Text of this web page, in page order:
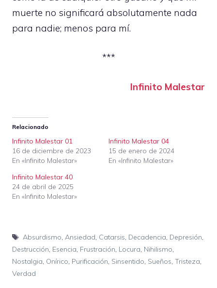
muerte no significará absolutamente nada
para nadie; menos para mí.
***
Infinito Malestar
Relacionado
Infinito Malestar 01
16 de diciembre de 2023
En «Infinito Malestar»
Infinito Malestar 04
15 de enero de 2024
En «Infinito Malestar»
Infinito Malestar 40
24 de abril de 2025
En «Infinito Malestar»
Etiquetas
Absurdismo, Ansiedad, Catarsis, Decadencia, Depresión,
Destrucción, Esencia, Frustración, Locura, Nihilismo,
Nostalgia, Onírico, Purificación, Sinsentido, Sueños, Tristeza,
Verdad